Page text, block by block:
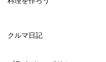
クルマ日記